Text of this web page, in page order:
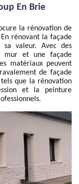
En Brie
la rénovation de
rénovant la façade
valeur. Avec des
mur et une façade
matériaux peuvent
de façade
que la rénovation
et la peinture